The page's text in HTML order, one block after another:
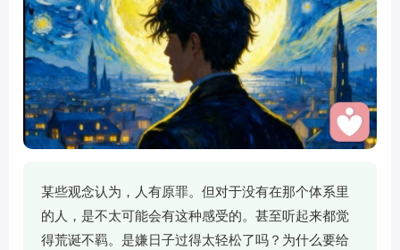
某些观念认为，人有原罪。但对于没有在那个体系里
的人，是不太可能会有这种感受的。甚至听起来都觉
得荒诞不羁。是嫌日子过得太轻松了吗？为什么要给